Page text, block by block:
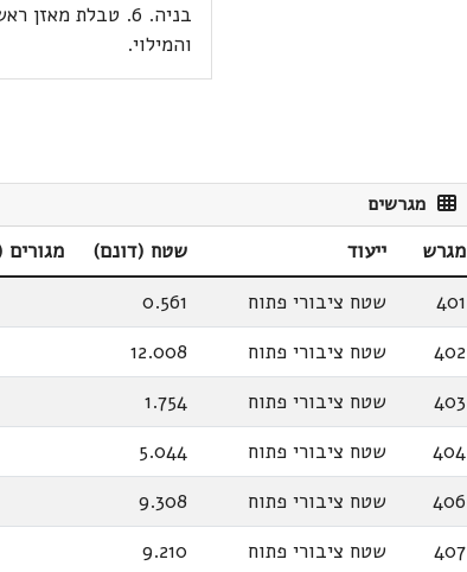
בניה. 6. טבלת
והמילוי.
מגרשים
מגרש ייעוד שטח (דונם)
401
שטח ציבורי פתוח
0.561
402
שטח ציבורי פתוח
12.008
403
שטח ציבורי פתוח
1.754
404
שטח ציבורי פתוח
5.044
406
שטח ציבורי פתוח
9.308
407
שטח ציבורי פתוח
9.210